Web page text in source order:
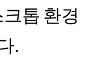
톱 환경
.